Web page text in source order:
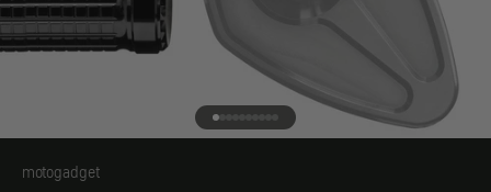
Aller à l'élément 1
Aller à l'élément 2
Aller à l'élément 3
Aller à l'élément 4
Aller à l'élément 5
Aller à l'élément 6
Aller à l'élément 7
Aller à l'élément 8
Aller à l'élément 9
Aller à l'élément 10
motogadget